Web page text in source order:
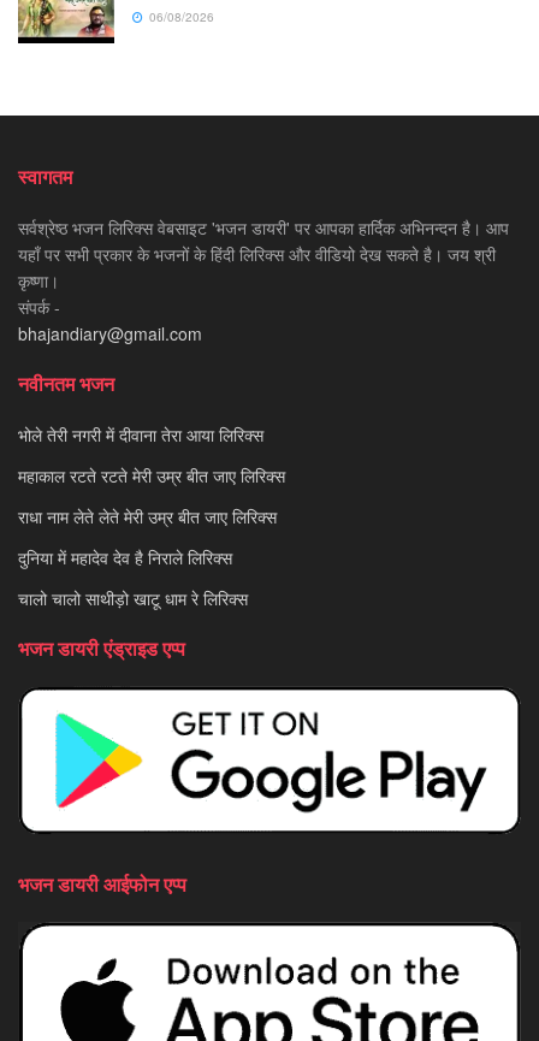
06/08/2026
स्वागतम
सर्वश्रेष्ठ भजन लिरिक्स वेबसाइट 'भजन डायरी' पर आपका हार्दिक अभिनन्दन है। आप
यहाँ पर सभी प्रकार के भजनों के हिंदी लिरिक्स और वीडियो देख सकते है। जय श्री
कृष्णा।
संपर्क -
bhajandiary@gmail.com
नवीनतम भजन
भोले तेरी नगरी में दीवाना तेरा आया लिरिक्स
महाकाल रटते रटते मेरी उम्र बीत जाए लिरिक्स
राधा नाम लेते लेते मेरी उम्र बीत जाए लिरिक्स
दुनिया में महादेव देव है निराले लिरिक्स
चालो चालो साथीड़ो खाटू धाम रे लिरिक्स
भजन डायरी एंड्राइड एप्प
भजन डायरी आईफोन एप्प